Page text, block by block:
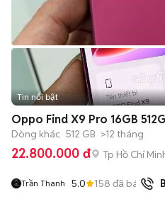
Tin nổi bật
Oppo Find X9 Pro 16GB
Dòng khác 512 GB >12 tháng
22.800.000 đ Tp Hồ Chí
Trần Thanh 5.0 158 đã bán